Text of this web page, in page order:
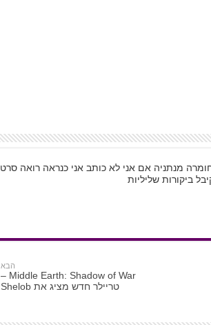
מנתניה אם אני לא כותב אני כנראה רואה סרט
ביקורות שליליות
הבא
Middle Earth: Shadow of War –
טריילר חדש מציג את Shelob